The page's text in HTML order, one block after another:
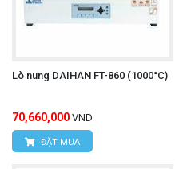
Lò nung DAIHAN FT-860 (1000°C)
70,660,000 VND
ĐẶT MUA